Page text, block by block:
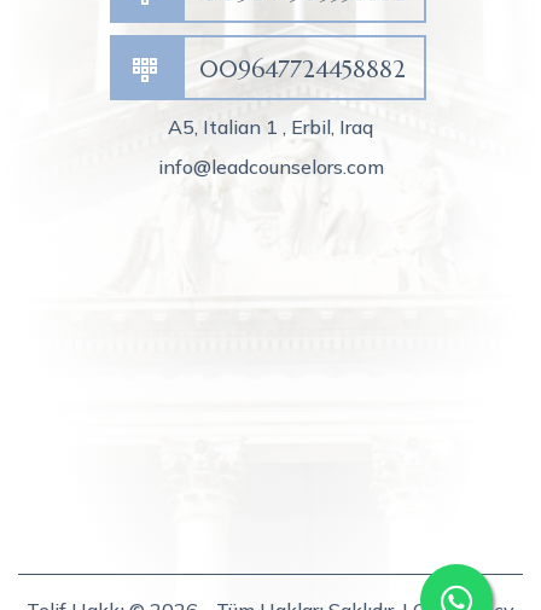
009647724458882
A5, Italian 1 , Erbil, Iraq
info@leadcounselors.com